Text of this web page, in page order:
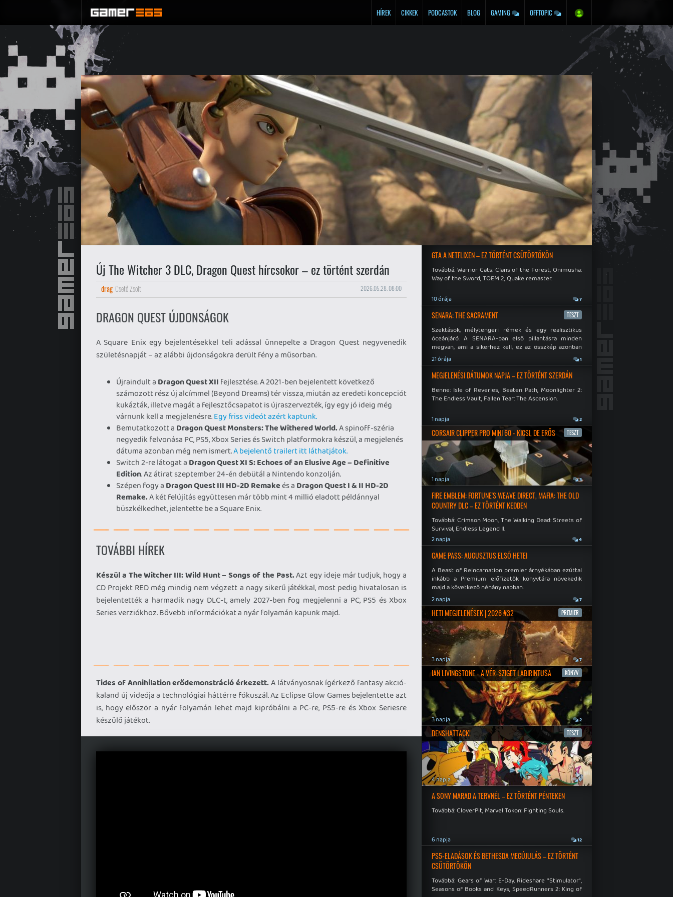
HÍREK CIKKEK PODCASTOK BLOG GAMING OFFTOPIC
Új The Witcher 3 DLC, Dragon Quest hírcsokor – ez történt szerdán
drag Csető Zsolt 2026.05.28. 08:00
DRAGON QUEST ÚJDONSÁGOK
A Square Enix egy bejelentésekkel teli adással ünnepelte a Dragon Quest negyvenedik
születésnapját – az alábbi újdonságokra derült fény a műsorban.
Újraindult a Dragon Quest XII fejlesztése. A 2021-ben bejelentett következő
számozott rész új alcímmel (Beyond Dreams) tér vissza, miután az eredeti koncepciót
kukázták, illetve magát a fejlesztőcsapatot is újraszervezték, így egy jó ideig még
várnunk kell a megjelenésre.Egy friss videót azért kaptunk.
Bemutatkozott a Dragon Quest Monsters: The Withered World.A spinoff-széria
negyedik felvonása PC, PS5, Xbox Series és Switch platformokra készül, a megjelenés
dátuma azonban még nem ismert.A bejelentő trailert itt láthatjátok.
Switch 2-re látogat a Dragon Quest XI S: Echoes of an Elusive Age – Definitive
Edition. Az átirat szeptember 24-én debütál a Nintendo konzolján.
Szépen fogy a Dragon Quest III HD-2D Remakeés a Dragon Quest I & II HD-2D
Remake.A két felújítás együttesen már több mint 4 millió eladott példánnyal
büszkélkedhet, jelentette be a Square Enix.
TOVÁBBI HÍREK
Készül a The Witcher III: Wild Hunt – Songs of the Past.Azt egy ideje már tudjuk, hogy a
CD Projekt RED még mindig nem végzett a nagy sikerű játékkal, most pedig hivatalosan is
bejelentették a harmadik nagy DLC-t, amely 2027-ben fog megjelenni a PC, PS5 és Xbox
Series verziókhoz. Bővebb információkat a nyár folyamán kapunk majd.
Tides of Annihilation erődemonstráció érkezett.A látványosnak ígérkező fantasy akció-
kaland új videója a technológiai háttérre fókuszál. Az Eclipse Glow Games bejelentette azt
is, hogy először a nyár folyamán lehet majd kipróbálni a PC-re, PS5-re és Xbox Seriesre
készülő játékot.
GTA A NETFLIXEN – EZ TÖRTÉNT CSÜTÖRTÖKÖN
Továbbá: Warrior Cats: Clans of the Forest, Onimusha:
Way of the Sword, TOEM 2, Quake remaster.
10 órája 7
SENARA: THE SACRAMENT TESZT
Szektások, mélytengeri rémek és egy realisztikus
óceánjáró. A SENARA-ban első pillantásra minden
megvan, ami a sikerhez kell, ez az összkép azonban
becsapós.
21 órája 1
MEGJELENÉSI DÁTUMOK NAPJA – EZ TÖRTÉNT SZERDÁN
Benne: Isle of Reveries, Beaten Path, Moonlighter 2:
The Endless Vault, Fallen Tear: The Ascension.
1 napja 2
CORSAIR CLIPPER PRO MINI 60 - KICSI, DE ERŐS TESZT
1 napja 5
FIRE EMBLEM: FORTUNE'S WEAVE DIRECT, MAFIA: THE OLD
COUNTRY DLC – EZ TÖRTÉNT KEDDEN
Továbbá: Crimson Moon, The Walking Dead: Streets of
Survival, Endless Legend II.
2 napja 4
GAME PASS: AUGUSZTUS ELSŐ HETEI
A Beast of Reincarnation premier árnyékában ezúttal
inkább a Premium előfizetők könyvtára növekedik
majd a következő néhány napban.
2 napja 7
HETI MEGJELENÉSEK | 2026 #32 PREMIER
3 napja 7
IAN LIVINGSTONE - A VÉR-SZIGET LABIRINTUSA KÖNYV
3 napja 2
DENSHATTACK! TESZT
4 napja 9
A SONY MARAD A TERVNÉL – EZ TÖRTÉNT PÉNTEKEN
Továbbá: CloverPit, Marvel Tokon: Fighting Souls.
6 napja 12
PS5-ELADÁSOK ÉS BETHESDA MEGÚJULÁS – EZ TÖRTÉNT
CSÜTÖRTÖKÖN
Továbbá: Gears of War: E-Day, Rideshare "Stimulator",
Seasons of Books and Keys, SpeedRunners 2: King of